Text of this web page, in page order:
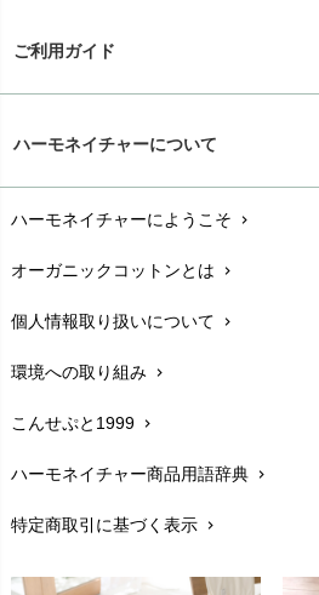
ご利用ガイド
配送と送料chevron_right
在庫状況と発送予定chevron_right
サイズ・寸法chevron_right
生地・素材chevron_right
お手入れについて
レビューを書こうchevron_right
返品交換chevron_right
FAXでのご注文
ハーモネイチャーについて
ハーモネイチャーにようこそ chevron_right
オーガニックコットンとは chevron_right
個人情報取り扱いについて chevron_right
環境への取り組み chevron_right
こんせぷと1999 chevron_right
ハーモネイチャー商品用語辞典 chevron_right
特定商取引に基づく表示 chevron_right